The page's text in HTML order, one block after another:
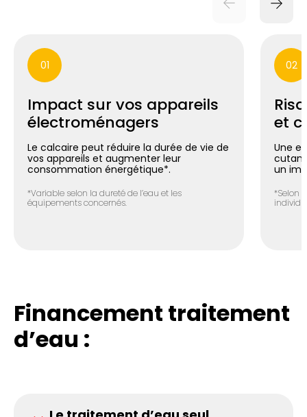
01
Impact sur vos appareils
électroménagers
Le calcaire peut réduire la durée de vie de
vos appareils et augmenter leur
consommation énergétique*.
*Variable selon la dureté de l’eau et les
équipements concernés.
02
et
Une
un
*Selon
Financement traitement
d’eau :